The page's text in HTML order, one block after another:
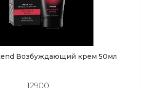
Возбуждающий крем 50мл
12900